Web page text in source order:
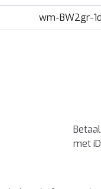
wm-BW2gr-
met